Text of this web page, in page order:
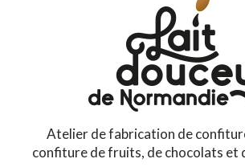
Atelier de fabrication de
confiture de fruits, de chocolats et